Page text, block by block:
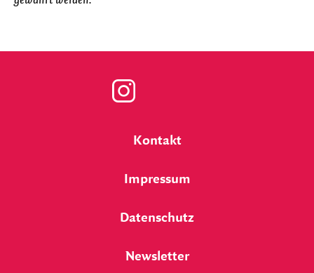
Zu
Seite
Kontakt
Impressum
Datenschutz
Newsletter